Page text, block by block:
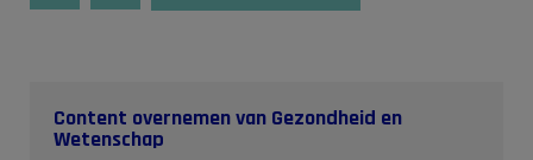
Content overnemen van Gezondheid en
Wetenschap